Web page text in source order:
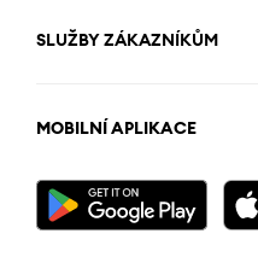
SLUŽBY ZÁKAZNÍKŮM
MOBILNÍ APLIKACE